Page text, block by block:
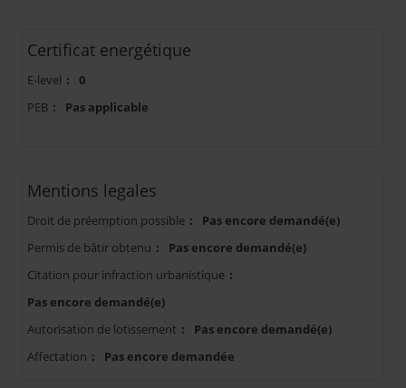
Certificat energétique
E-level :
0
PEB : Pas applicable
Mentions legales
Droit de préemption possible :
Pas encore demandé(e)
Permis de bâtir obtenu :
Pas encore demandé(e)
Citation pour infraction urbanistique :
Pas encore demandé(e)
Autorisation de lotissement :
Pas encore demandé(e)
Affectation : Pas encore demandée